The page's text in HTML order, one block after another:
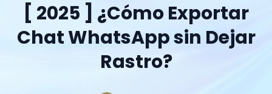
[ 2025 ] ¿Cómo Exportar
Chat WhatsApp sin Dejar
Rastro?